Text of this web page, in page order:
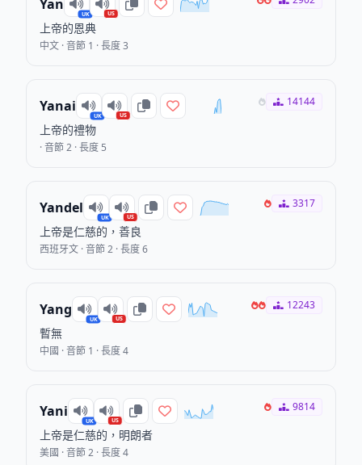
Yan
UK US
上帝的恩典
中文 · 音節 1 · 長度 3
Yanai
UK US
上帝的禮物
· 音節 2 · 長度 5
14144
Yandel
UK US
上帝是仁慈的，善良
西班牙文 · 音節 2 · 長度 6
3317
Yang
UK US
暫無
中國 · 音節 1 · 長度 4
12243
Yani
UK US
上帝是仁慈的，明朗者
美國 · 音節 2 · 長度 4
9814